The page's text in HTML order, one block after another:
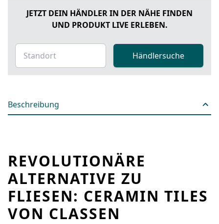
JETZT DEIN HÄNDLER IN DER NÄHE FINDEN
UND PRODUKT LIVE ERLEBEN.
Händlersuche
Beschreibung
REVOLUTIONÄRE
ALTERNATIVE ZU
FLIESEN: CERAMIN TILES
VON CLASSEN